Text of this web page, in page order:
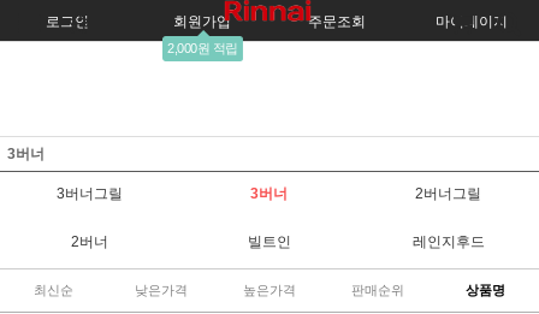
로그인 회원가입
2,000원 적립
주문조회 마이페이지
3버너
3버너그릴 3버너 2버너그릴
2버너 빌트인 레인지후드
최신순 낮은가격 높은가격 판매순위 상품명